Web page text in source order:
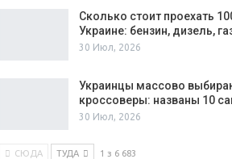
Сколько стоит проехать
Украине: бензин, дизель,
30 Июл, 2026
Украинцы массово
кроссоверы: названы 10
30 Июл, 2026
СЮДА ТУДА 1 з 6 683